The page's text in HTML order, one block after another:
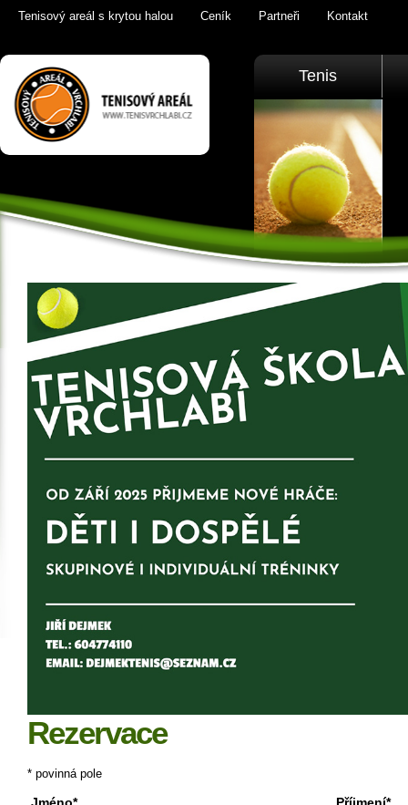
Tenisový areál s krytou halou Ceník Partneři Kontakt
Tenis Vrchlabí
golfový trenažér,
sauna,
KrkonošeTenis
Tenis
Rezervace
* povinná pole
Jméno* Příjmení*